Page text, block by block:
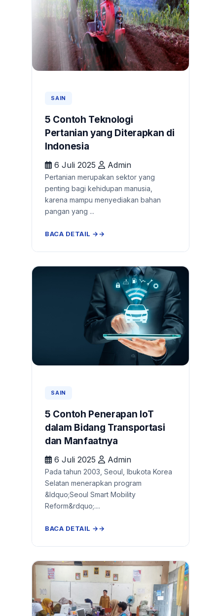
SAIN
5 Contoh Teknologi
Pertanian yang Diterapkan di
Indonesia
6 Juli 2025 Admin
Pertanian merupakan sektor yang
penting bagi kehidupan manusia,
karena mampu menyediakan bahan
pangan yang ...
BACA DETAIL →
SAIN
5 Contoh Penerapan IoT
dalam Bidang Transportasi
dan Manfaatnya
6 Juli 2025 Admin
Pada tahun 2003, Seoul, Ibukota Korea
Selatan menerapkan program
&ldquo;Seoul Smart Mobility
Reform&rdquo;....
BACA DETAIL →